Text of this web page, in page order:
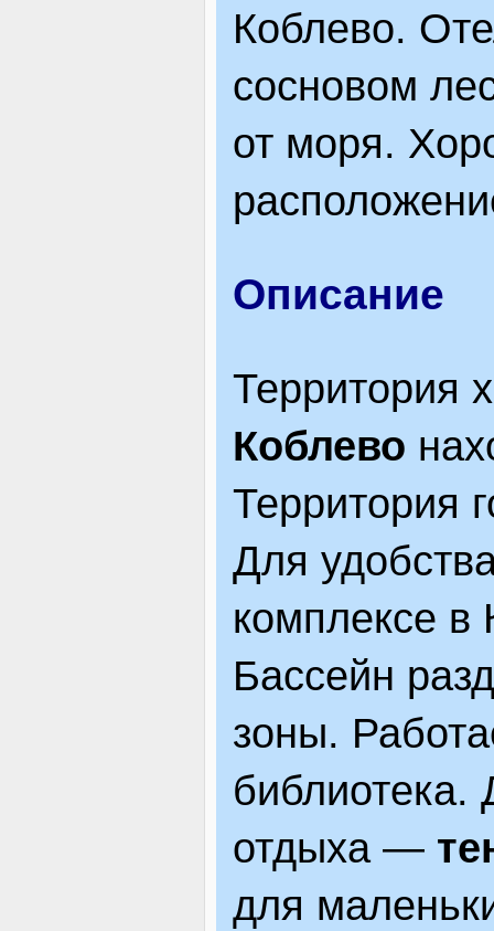
Коблево.
сосновом
от моря.
Описание
Территория
Коблево
Территория
Для
комплексе в
Бассейн
зоны.
библиотека.
отдыха —
для